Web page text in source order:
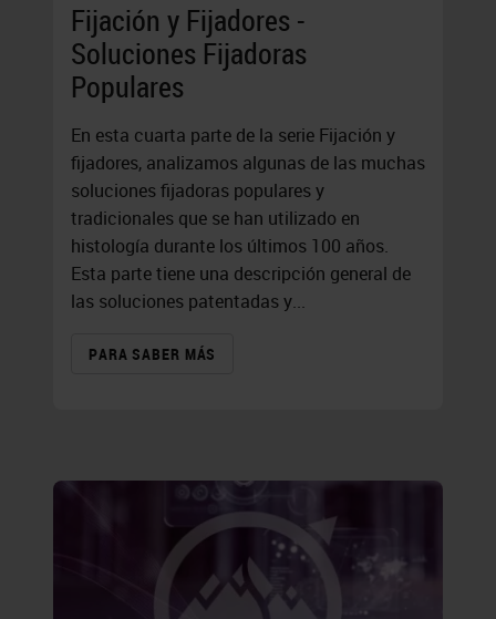
Fijación y Fijadores -
Soluciones Fijadoras
Populares
En esta cuarta parte de la serie Fijación y
fijadores, analizamos algunas de las muchas
soluciones fijadoras populares y
tradicionales que se han utilizado en
histología durante los últimos 100 años.
Esta parte tiene una descripción general de
las soluciones patentadas y...
PARA SABER MÁS